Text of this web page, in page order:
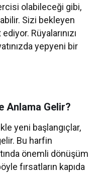
olabileceği gibi,
Sizi bekleyen
Rüyalarınızı
yepyeni bir
Anlama Gelir?
yeni başlangıçlar,
Bu harfin
önemli dönüşüm
fırsatların kapıda